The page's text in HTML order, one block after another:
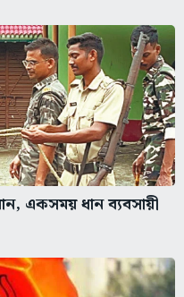
একসময় ধান ব্যবসায়ী